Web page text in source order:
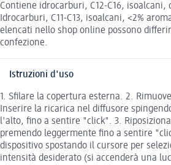
Contiene idrocarburi, C12-C16, isoalcani,
Idrocarburi, C11-C13, isoalcani, <2%
elencati nello shop online possono
confezione.
Istruzioni d'uso
1. Sfilare la copertura esterna. 2.
Inserire la ricarica nel diffusore
l'alto, fino a sentire "click". 3.
premendo leggermente fino a sentire
dispositivo spostando il cursore per
intensità desiderato (si accenderà una